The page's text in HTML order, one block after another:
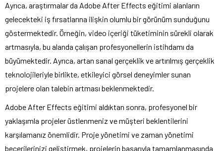
Ayrıca, araştırmalar da Adobe After Effects eğitimi alanların
gelecekteki iş fırsatlarına ilişkin olumlu bir görünüm sunduğunu
göstermektedir. Örneğin, video içeriği tüketiminin sürekli olarak
artmasıyla, bu alanda çalışan profesyonellerin istihdamı da
büyümektedir. Ayrıca, artan sanal gerçeklik ve artırılmış gerçeklik
teknolojileriyle birlikte, etkileyici görsel deneyimler sunan
projelere olan talebin artması beklenmektedir.
Adobe After Effects eğitimi aldıktan sonra, profesyonel bir
yaklaşımla projeler üstlenmeniz ve müşteri beklentilerini
karşılamanız önemlidir. Proje yönetimi ve zaman yönetimi
becerilerinizi geliştirmek, projelerin başarıyla tamamlanmasında